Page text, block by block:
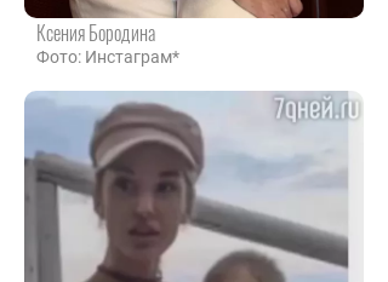
Ксения Бородина
Фото: Инстаграм*